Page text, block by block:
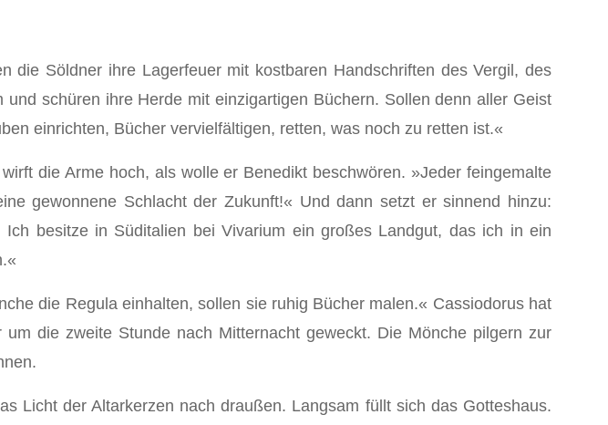
die Söldner ihre Lagerfeuer mit kostbaren Hand­schriften des Vergil, des
schüren ihre Herde mit einzigartigen Büchern. Sollen denn aller Geist
einrichten, Bücher vervielfältigen, retten, was noch zu retten ist.«
die Arme hoch, als wolle er Benedikt be­schwören. »Jeder feingemalte
gewonnene Schlacht der Zu­kunft!« Und dann setzt er sinnend hinzu:
besitze in Südita­lien bei Vivarium ein großes Landgut, das ich in ein
die Regula einhalten, sollen sie ruhig Bü­cher malen.« Cassiodorus hat
die zweite Stunde nach Mitter­nacht geweckt. Die Mönche pilgern zur
Licht der Altarkerzen nach draußen. Langsam füllt sich das Gotteshaus.